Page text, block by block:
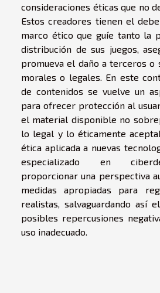
consideraciones éticas que no
Estos creadores tienen el
marco ético que guíe tanto la
distribución de sus juegos,
promueva el daño a terceros o
morales o legales. En este
de contenidos se vuelve un
para ofrecer protección al
el material disponible no
lo legal y lo éticamente
ética aplicada a nuevas
especializado en
proporcionar una perspectiva
medidas apropiadas para
realistas, salvaguardando así
posibles repercusiones
uso inadecuado.